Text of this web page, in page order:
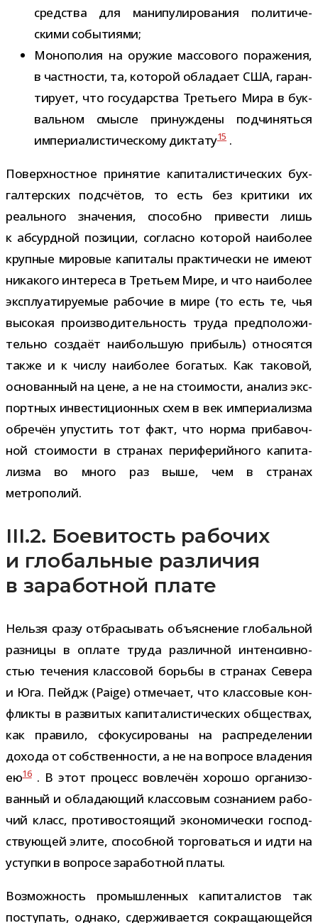
сред­ства для мани­пу­ли­ро­ва­ния поли­ти­че­
скими событиями;
Монополия на ору­жие мас­со­вого пора­же­ния,
в част­но­сти, та, кото­рой обла­дает США, гаран­
ти­рует, что госу­дар­ства Третьего Мира в бук­
валь­ном смысле при­нуж­дены под­чи­няться
импе­ри­а­ли­сти­че­скому дик­тату15.
Поверхностное при­ня­тие капи­та­ли­сти­че­ских бух­
гал­тер­ских под­счё­тов, то есть без кри­тики их
реаль­ного зна­че­ния, спо­собно при­ве­сти лишь
к абсурд­ной пози­ции, согласно кото­рой наи­бо­лее
круп­ные миро­вые капи­талы прак­ти­че­ски не имеют
ника­кого инте­реса в Третьем Мире, и что наи­бо­лее
экс­плу­а­ти­ру­е­мые рабо­чие в мире (то есть те, чья
высо­кая про­из­во­ди­тель­ность труда пред­по­ло­жи­
тельно создаёт наи­боль­шую при­быль) отно­сятся
также и к числу наи­бо­лее бога­тых. Как тако­вой,
осно­ван­ный на цене, а не на сто­и­мо­сти, ана­лиз экс­
порт­ных инве­сти­ци­он­ных схем в век импе­ри­а­лизма
обре­чён упу­стить тот факт, что норма при­ба­воч­
ной сто­и­мо­сти в стра­нах пери­фе­рий­ного капи­та­
лизма во много раз выше, чем в стра­нах
метрополий.
III.2. Боевитость рабочих
и глобальные различия
в заработной плате
Нельзя сразу отбра­сы­вать объ­яс­не­ние гло­баль­ной
раз­ницы в оплате труда раз­лич­ной интен­сив­но­
стью тече­ния клас­со­вой борьбы в стра­нах Севера
и Юга. Пейдж (Paige) отме­чает, что клас­со­вые кон­
фликты в раз­ви­тых капи­та­ли­сти­че­ских обще­ствах,
как пра­вило, сфо­ку­си­ро­ваны на рас­пре­де­ле­нии
дохода от соб­ствен­но­сти, а не на вопросе вла­де­ния
ею16. В этот про­цесс вовле­чён хорошо орга­ни­зо­
ван­ный и обла­да­ю­щий клас­со­вым созна­нием рабо­
чий класс, про­ти­во­сто­я­щий эко­но­ми­че­ски гос­под­
ству­ю­щей элите, спо­соб­ной тор­го­ваться и идти на
уступки в вопросе зара­бот­ной платы.
Возможность про­мыш­лен­ных капи­та­ли­стов так
посту­пать, однако, сдер­жи­ва­ется сокра­ща­ю­щейся